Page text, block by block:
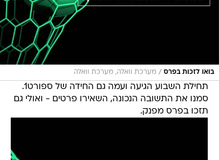
בואו לזכות בפרס / מערכת וואלה, מערכת וואלה
תחילת השבוע הגיעה ועמה גם החידה של ספורט1.
סמנו את התשובה הנכונה, השאירו פרטים - ואולי גם
תזכו בפרס מפנק.